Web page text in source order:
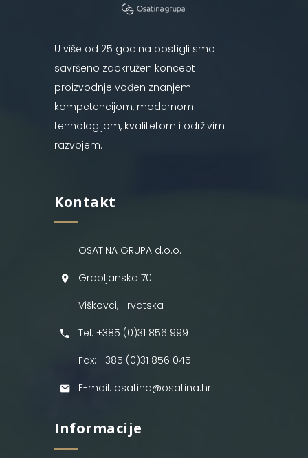
U više od 25 godina postigli smo
savršeno zaokružen koncept
proizvodnje vođen znanjem i
kompetencijom, modernom
tehnologijom, kvalitetom i održivim
razvojem.
Kontakt
OSATINA GRUPA d.o.o.
Grobljanska 70
Viškovci, Hrvatska
Tel: +385 (0)31 856 999
Fax: +385 (0)31 856 045
E-mail: osatina@osatina.hr
Informacije